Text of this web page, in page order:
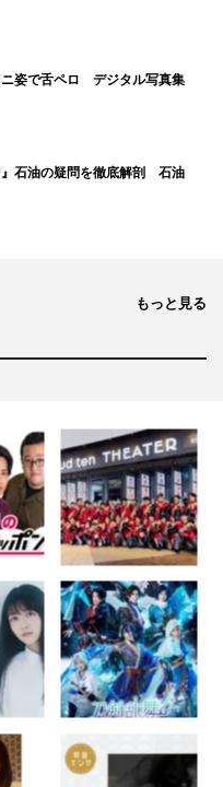
姿で舌ペロ デジタル写真集
』石油の疑問を徹底解剖 石油
もっと見る